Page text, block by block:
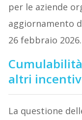
per le aziende
aggiornamento
26 febbraio 2026.
altri
La questione